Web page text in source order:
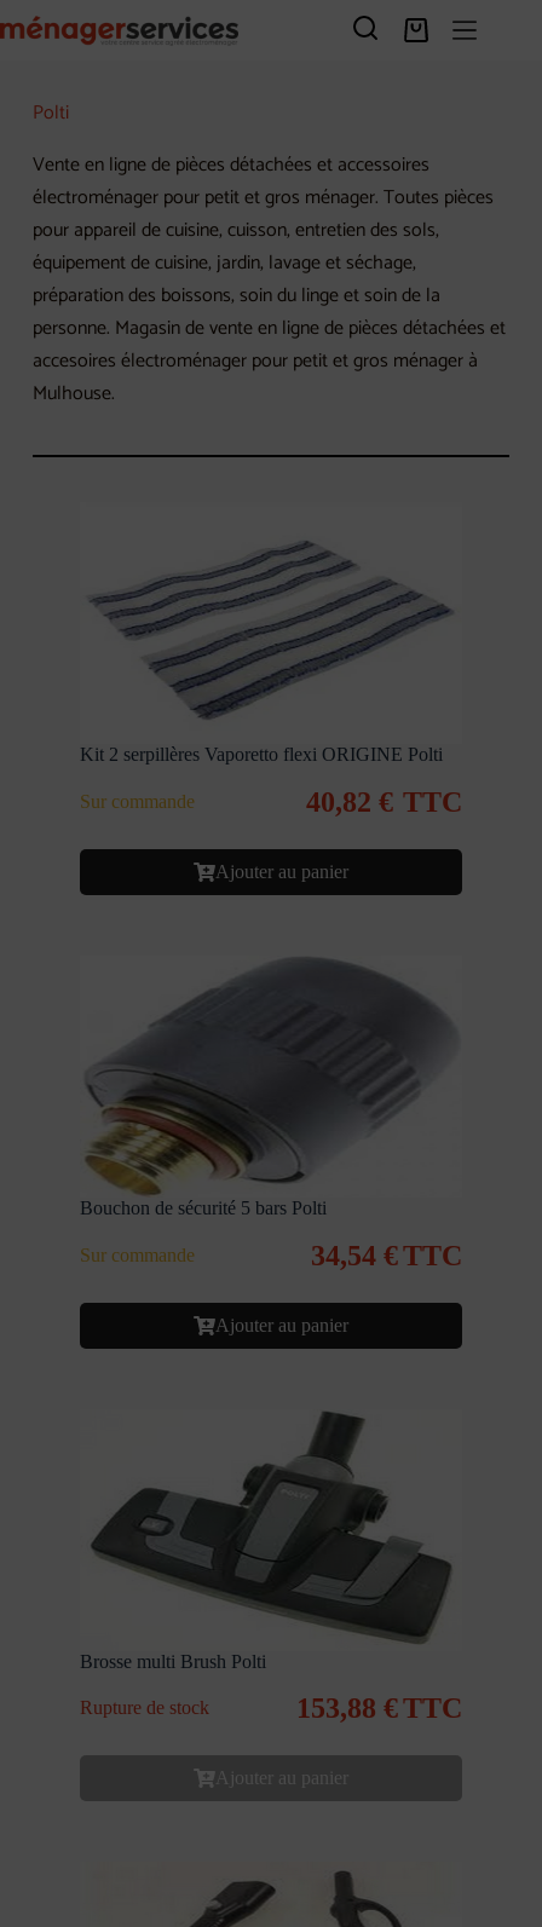
au
Panier
Polti
Vente en ligne de pièces détachées et accessoires
électroménager pour petit et gros ménager. Toutes pièces
pour appareil de cuisine, cuisson, entretien des sols,
équipement de cuisine, jardin, lavage et séchage,
préparation des boissons, soin du linge et soin de la
personne. Magasin de vente en ligne de pièces détachées et
accesoires électroménager pour petit et gros ménager à
Mulhouse.
Kit 2 serpillères Vaporetto flexi ORIGINE Polti
Sur commande 40,82 € TTC
Ajouter au panier
Bouchon de sécurité 5 bars Polti
Sur commande 34,54 €TTC
Ajouter au panier
Brosse multi Brush Polti
Rupture de stock 153,88 €TTC
Ajouter au panier